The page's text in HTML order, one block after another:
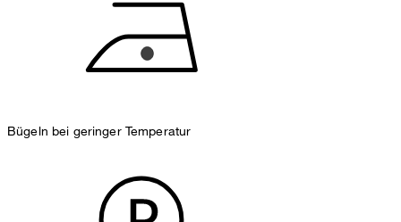
Bügeln bei geringer Temperatur